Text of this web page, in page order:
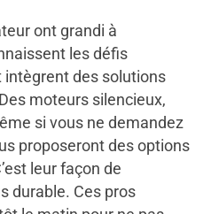
ont grandi à
les défis
intègrent des solutions
moteurs silencieux,
si vous ne demandez
proposeront des options
leur façon de
durable. Ces pros